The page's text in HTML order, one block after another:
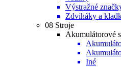
Výstražné
Zdviháky a
08 Stroje
Akumulátorové
Iné